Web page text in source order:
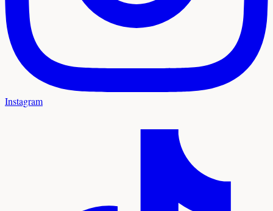
Instagram